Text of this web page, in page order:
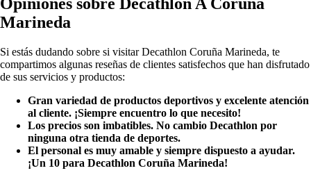
Opiniones sobre Decathlon A Coruña
Marineda
Si estás dudando sobre si visitar Decathlon Coruña Marineda, te
compartimos algunas reseñas de clientes satisfechos que han disfrutado
de sus servicios y productos:
Gran variedad de productos deportivos y excelente atención
al cliente. ¡Siempre encuentro lo que necesito!
Los precios son imbatibles. No cambio Decathlon por
ninguna otra tienda de deportes.
El personal es muy amable y siempre dispuesto a ayudar.
¡Un 10 para Decathlon Coruña Marineda!